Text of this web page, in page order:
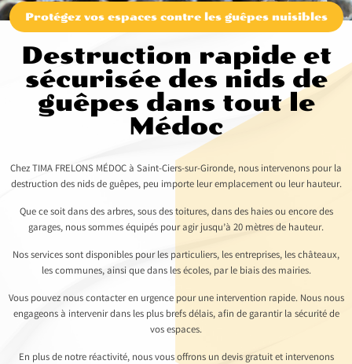
Protégez vos espaces contre les guêpes nuisibles
Destruction rapide et
sécurisée des nids de
guêpes dans tout le
Médoc
Chez TIMA FRELONS MÉDOC à Saint-Ciers-sur-Gironde, nous intervenons pour la
destruction des nids de guêpes, peu importe leur emplacement ou leur hauteur.
Que ce soit dans des arbres, sous des toitures, dans des haies ou encore des
garages, nous sommes équipés pour agir jusqu’à 20 mètres de hauteur.
Nos services sont disponibles pour les particuliers, les entreprises, les châteaux,
les communes, ainsi que dans les écoles, par le biais des mairies.
Vous pouvez nous contacter en urgence pour une intervention rapide. Nous nous
engageons à intervenir dans les plus brefs délais, afin de garantir la sécurité de
vos espaces.
En plus de notre réactivité, nous vous offrons un devis gratuit et intervenons